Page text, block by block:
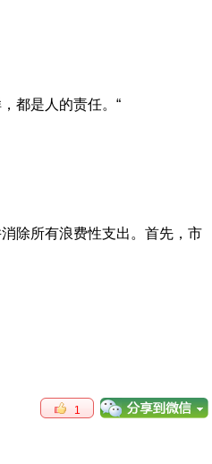
都是人的责任。“
除所有浪费性支出。首先，市
1